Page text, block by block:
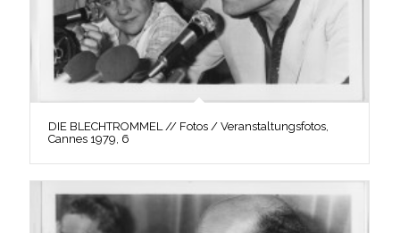
DIE BLECHTROMMEL // Fotos / Veranstaltungsfotos,
Cannes 1979, 6